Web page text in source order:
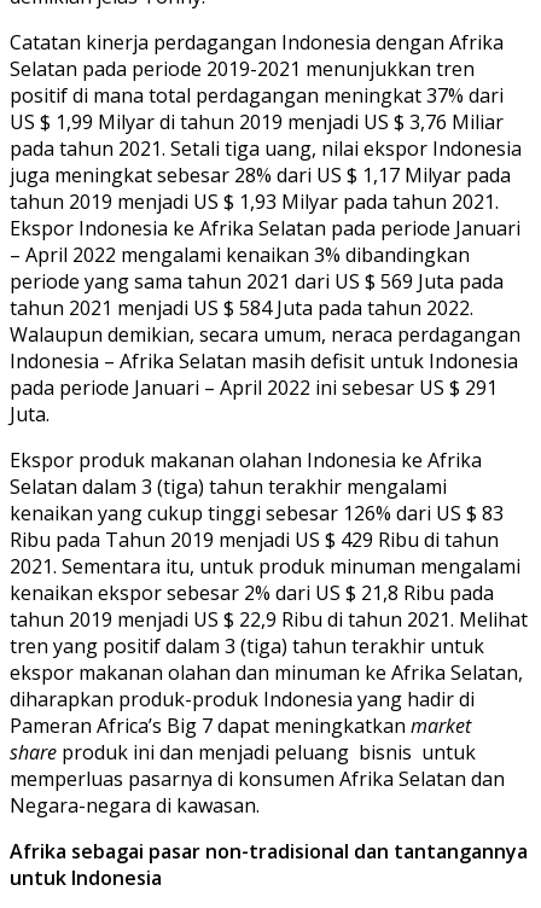
Catatan kinerja perdagangan Indonesia dengan Afrika
Selatan pada periode 2019-2021 menunjukkan tren
positif di mana total perdagangan meningkat 37% dari
US $ 1,99 Milyar di tahun 2019 menjadi US $ 3,76 Miliar
pada tahun 2021. Setali tiga uang, nilai ekspor Indonesia
juga meningkat sebesar 28% dari US $ 1,17 Milyar pada
tahun 2019 menjadi US $ 1,93 Milyar pada tahun 2021.
Ekspor Indonesia ke Afrika Selatan pada periode Januari
– April 2022 mengalami kenaikan 3% dibandingkan
periode yang sama tahun 2021 dari US $ 569 Juta pada
tahun 2021 menjadi US $ 584 Juta pada tahun 2022.
Walaupun demikian, secara umum, neraca perdagangan
Indonesia – Afrika Selatan masih defisit untuk Indonesia
pada periode Januari – April 2022 ini sebesar US $ 291
Juta.
Ekspor produk makanan olahan Indonesia ke Afrika
Selatan dalam 3 (tiga) tahun terakhir mengalami
kenaikan yang cukup tinggi sebesar 126% dari US $ 83
Ribu pada Tahun 2019 menjadi US $ 429 Ribu di tahun
2021. Sementara itu, untuk produk minuman mengalami
kenaikan ekspor sebesar 2% dari US $ 21,8 Ribu pada
tahun 2019 menjadi US $ 22,9 Ribu di tahun 2021. Melihat
tren yang positif dalam 3 (tiga) tahun terakhir untuk
ekspor makanan olahan dan minuman ke Afrika Selatan,
diharapkan produk-produk Indonesia yang hadir di
Pameran Africa’s Big 7 dapat meningkatkan market
share produk ini dan menjadi peluang bisnis untuk
memperluas pasarnya di konsumen Afrika Selatan dan
Negara-negara di kawasan.
Afrika sebagai pasar non-tradisional dan tantangannya
untuk Indonesia